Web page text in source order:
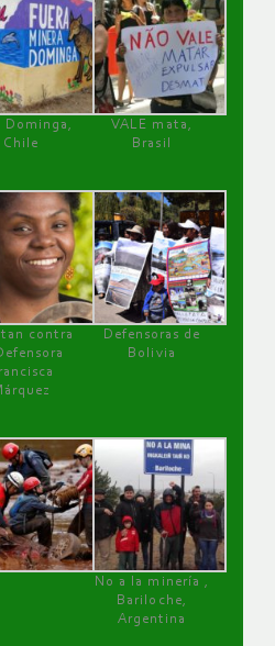
Dominga,
Chile
VALE mata,
Brasil
contra
Defensoras de
Bolivia
No a la minería ,
Bariloche,
Argentina